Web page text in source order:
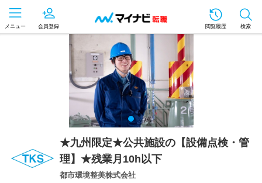
メニュー 会員登録 閲覧履歴 検索
★九州限定★公共施設の【設備点検・管
理】★残業月10h以下
都市環境整美株式会社